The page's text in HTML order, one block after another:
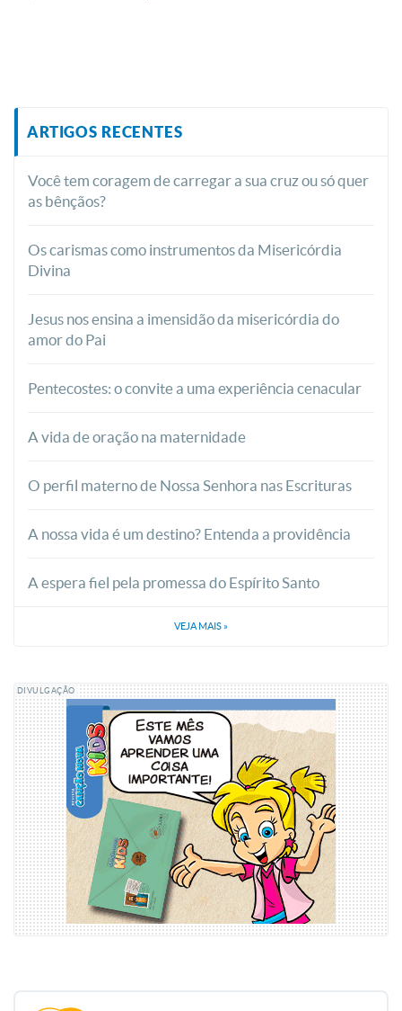
ARTIGOS RECENTES
Você tem coragem de carregar a sua cruz ou só quer
as bênçãos?
Os carismas como instrumentos da Misericórdia
Divina
Jesus nos ensina a imensidão da misericórdia do
amor do Pai
Pentecostes: o convite a uma experiência cenacular
A vida de oração na maternidade
O perfil materno de Nossa Senhora nas Escrituras
A nossa vida é um destino? Entenda a providência
A espera fiel pela promessa do Espírito Santo
VEJA MAIS »
DIVULGAÇÃO